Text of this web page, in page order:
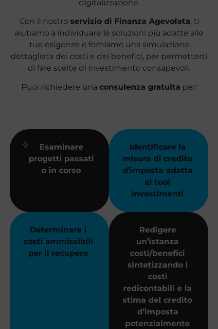
digitalizzazione.
Con il nostro servizio di Finanza Agevolata, ti
aiutiamo a individuare le soluzioni più adatte alle
tue esigenze e forniamo una simulazione
dettagliata dei costi e dei benefici, per permetterti
di fare scelte di investimento consapevoli.
Puoi richiedere una consulenza gratuita per:
Esaminare
progetti passati
o in corso
Identificare la
misura di credito
d’imposta adatta
ai tuoi
investimenti
Determinare i
costi ammissibili
per il recupero
Redigere
un’istanza
costi/benefici
sintetizzando i
costi
redicontabili e la
stima del credito
d’imposta
potenzialmente